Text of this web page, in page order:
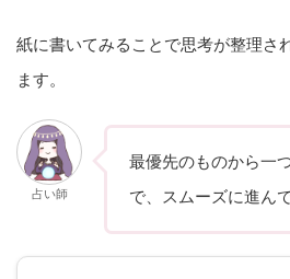
紙に書いてみることで思考が整理さ
ます。
占い師
最優先のものから一
で、スムーズに進ん